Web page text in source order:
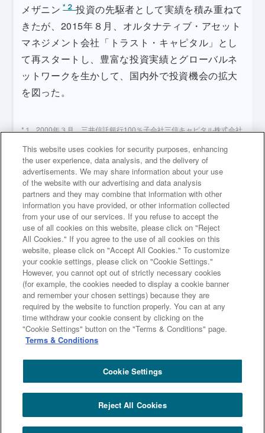
メザニン *２投資の先駆者として実績を積み重ねて
きたが、2015年８月、オルタナティブ・アセット
マネジメント会社「トラスト・キャピタル」とし
て再スタートし、豊富な投資実績とグローバルネ
ットワークを生かして、国内外で投資機会の拡大
を図った。
2000年３月、三井信託銀行100％子会社三信キャピタル株式会社
月、中央三井キャピタル株式会社に商号変更、2004年メザニン
投資ファンドの運営を開始。2012年４月、三井住友トラスト・
キャピタル株式会社に商号変更
銀行借入や社債発行などのデットファイナンスと普通株式の発行
などのエクイティファイナンスの中間に位置づけられる資金調達
手段
前のページへ
次のページへ
三井住友トラストグループ100年史 ホーム 100年史
第２編 - 第１章 - 第４節 ２ ホールセール事業 - エバーグローリーとの提携
This website uses cookies for security purposes, enhancing
the user experience, data analysis, and the delivery of
advertisements. We may share information about your use
of the website with our advertising and data analysis
partners and they may combine that information with other
information you have provided, or other information collected
from your use of our services. If you refuse to accept the
use of all cookies on this website, please click on "Reject
All Cookies." If you agree to the use of all cookies on this
website, please click on "Accept All Cookies." To customize
your cookie settings, please click on "Cookie Settings."
However, you cannot opt out of strictly necessary cookies
(for example, the cookies needed to display a cookie banner
and remember your chosen settings) because they are
required by the website to function properly. You can at any
time withdraw your cookie consent by clicking on the
"Cookie Settings" button on the "Terms & Conditions" page.
Terms & Conditions
Cookie Settings
Reject All Cookies